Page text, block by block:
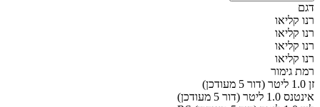
דגם
רנו קליאו
רנו קליאו
רנו קליאו
רנו קליאו
רמת גימור
זן 1.0 ליטר (דור 5 מעודכן)
אינטנס 1.0 ליטר (דור 5 מעודכן)